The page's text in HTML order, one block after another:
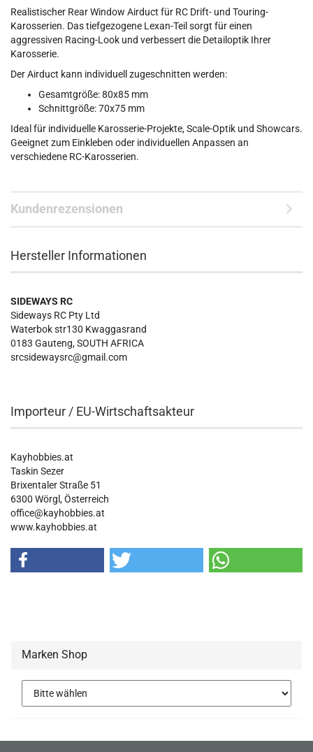
Realistischer Rear Window Airduct für RC Drift- und Touring-
Karosserien. Das tiefgezogene Lexan-Teil sorgt für einen
aggressiven Racing-Look und verbessert die Detailoptik Ihrer
Karosserie.
Der Airduct kann individuell zugeschnitten werden:
Gesamtgröße: 80x85 mm
Schnittgröße: 70x75 mm
Ideal für individuelle Karosserie-Projekte, Scale-Optik und Showcars.
Geeignet zum Einkleben oder individuellen Anpassen an
verschiedene RC-Karosserien.
Kundenrezensionen
Hersteller Informationen
SIDEWAYS RC
Sideways RC Pty Ltd
Waterbok str130 Kwaggasrand
0183 Gauteng, SOUTH AFRICA
srcsidewaysrc@gmail.com
Importeur / EU-Wirtschaftsakteur
Kayhobbies.at
Taskin Sezer
Brixentaler Straße 51
6300 Wörgl, Österreich
office@kayhobbies.at
www.kayhobbies.at
Marken Shop